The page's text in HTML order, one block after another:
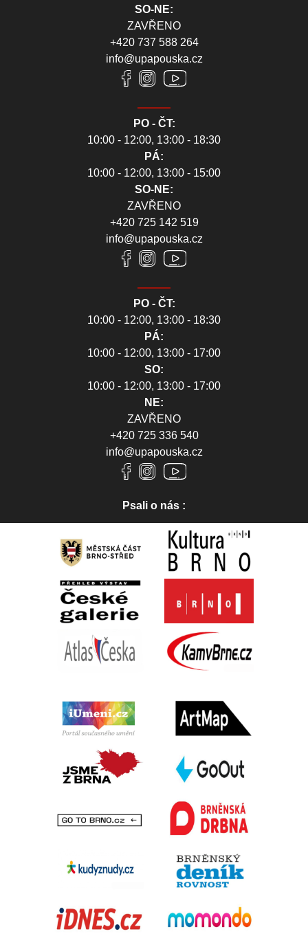
SO-NE:
ZAVŘENO
+420 737 588 264
info@upapouska.cz
PO - ČT:
10:00 - 12:00, 13:00 - 18:30
PÁ:
10:00 - 12:00, 13:00 - 15:00
SO-NE:
ZAVŘENO
+420 725 142 519
info@upapouska.cz
PO - ČT:
10:00 - 12:00, 13:00 - 18:30
PÁ:
10:00 - 12:00, 13:00 - 17:00
SO:
10:00 - 12:00, 13:00 - 17:00
NE:
ZAVŘENO
+420 725 336 540
info@upapouska.cz
Psali o nás :